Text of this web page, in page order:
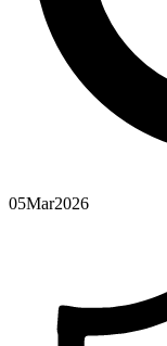
05Mar2026